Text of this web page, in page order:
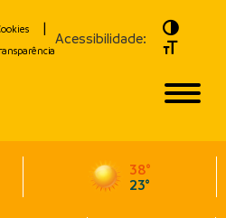
Acessibilidade:
Toggle
Toggle
38°
23°